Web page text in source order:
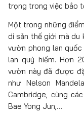
trọng trong việc bảo
Một trong những
di sản thế giới mà du
vườn phong lan
lan quý hiếm. Hơn
vườn này đã được
như Nelson
Cambridge, cùng
Bae Yong Jun,…